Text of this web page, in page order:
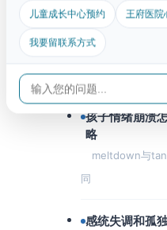
孩子反复拍手
理解功能后决定
孩子情绪崩溃
略
meltdown与
同
感统失调和孤
儿童成长中心预约 王府医院
我要留联系方式